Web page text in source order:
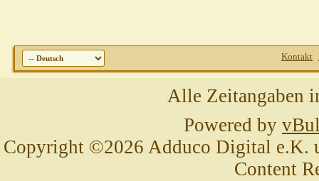
Kontakt
Alle Zeitangaben
Powered by
Copyright ©2026 Adduco Digital e.K.
Content